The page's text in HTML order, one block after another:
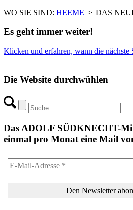
WO SIE SIND: HEEME > DAS
Es geht immer weiter!
Klicken und erfahren, wann die nächste
Die Website durchwühlen
Das ADOLF SÜDKNECHT-
einmal pro Monat eine Mail